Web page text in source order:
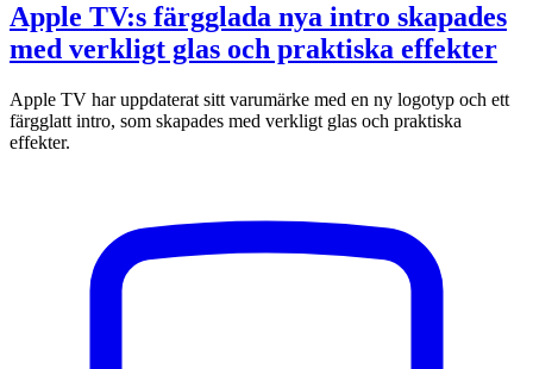
Apple TV:s färgglada nya intro skapades
med verkligt glas och praktiska effekter
Apple TV har uppdaterat sitt varumärke med en ny logotyp och ett
färgglatt intro, som skapades med verkligt glas och praktiska
effekter.